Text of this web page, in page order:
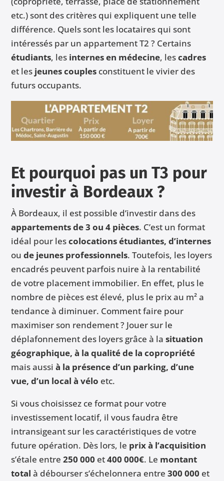
etc.) sont des critères qui expliquent une telle
différence. Quels sont les locataires qui sont
intéressés par un appartement T2 ? Certains
étudiants, les internesen médecine, lescadres
et les jeunes couples constituent le vivier des
futurs occupants.
Et pourquoi pas un T3 pour
investir à Bordeaux ?
À Bordeaux, il est possible d’investir dans des
appartements de 3 ou 4 pièces. C’est un format
idéal pour lescolocations étudiantes, d’internes
ou de jeunes professionnels. Toutefois, les loyers
encadrés peuvent parfois nuire à la rentabilité
de votre placement immobilier. En effet, plus le
nombre de pièces est élevé, plus le prix au m² a
tendance à diminuer. Comment faire pour
maximiser son rendement ? Jouer sur le
déplafonnement des loyers grâce à lasituation
géographique, à la qualité de la copropriété
mais aussià la présence d’un parking, d’une
vue, d’un local à vélo etc.
Si vous choisissez ce format pour votre
investissement locatif, il vous faudra être
intransigeant sur les caractéristiques de votre
future opération. Dès lors, le prix à l’acquisition
s’étale entre250 000 et400 000€. Le montant
total à débourser s’échelonnera entre300 000 et